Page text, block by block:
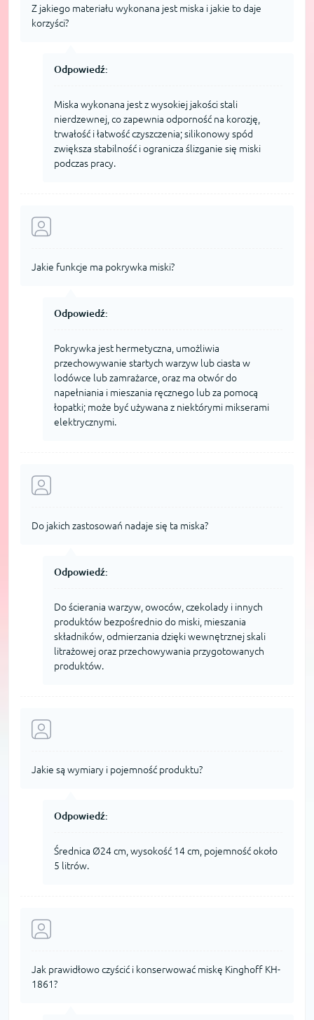
Z jakiego materiału wykonana jest miska i jakie to daje
korzyści?
Odpowiedź:
Miska wykonana jest z wysokiej jakości stali
nierdzewnej, co zapewnia odporność na korozję,
trwałość i łatwość czyszczenia; silikonowy spód
zwiększa stabilność i ogranicza ślizganie się miski
podczas pracy.
Jakie funkcje ma pokrywka miski?
Odpowiedź:
Pokrywka jest hermetyczna, umożliwia
przechowywanie startych warzyw lub ciasta w
lodówce lub zamrażarce, oraz ma otwór do
napełniania i mieszania ręcznego lub za pomocą
łopatki; może być używana z niektórymi mikserami
elektrycznymi.
Do jakich zastosowań nadaje się ta miska?
Odpowiedź:
Do ścierania warzyw, owoców, czekolady i innych
produktów bezpośrednio do miski, mieszania
składników, odmierzania dzięki wewnętrznej skali
litrażowej oraz przechowywania przygotowanych
produktów.
Jakie są wymiary i pojemność produktu?
Odpowiedź:
Średnica Ø24 cm, wysokość 14 cm, pojemność około
5 litrów.
Jak prawidłowo czyścić i konserwować miskę Kinghoff KH-
1861?